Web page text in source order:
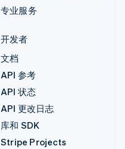
专业服务
开发者
文档
API 参考
API 状态
API 更改日志
库和 SDK
Stripe Projects